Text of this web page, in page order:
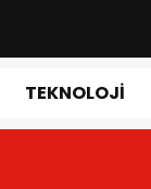
TEKNOLOJI